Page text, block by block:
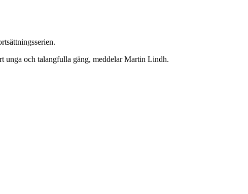
unga och talangfulla gäng, meddelar Martin Lindh.